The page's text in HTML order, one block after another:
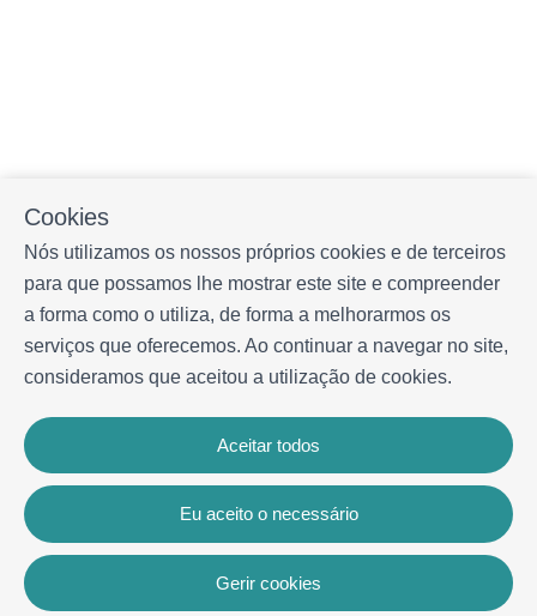
Cookies
Nós utilizamos os nossos próprios cookies e de terceiros
para que possamos lhe mostrar este site e compreender
a forma como o utiliza, de forma a melhorarmos os
serviços que oferecemos. Ao continuar a navegar no site,
consideramos que aceitou a utilização de cookies.
Aceitar todos
Eu aceito o necessário
Gerir cookies